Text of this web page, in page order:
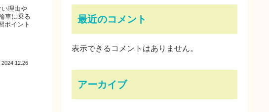
理由や
車に乗る
ポイント
2024.12.26
最近のコメント
表示できるコメントはありません。
アーカイブ